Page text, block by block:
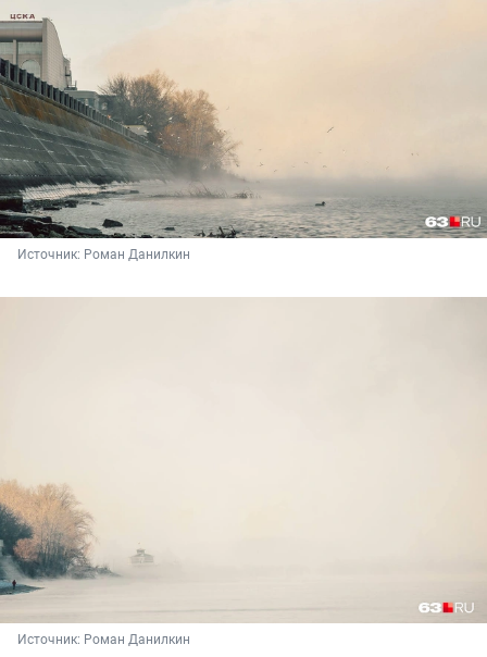
Источник: Роман Данилкин
Источник: Роман Данилкин